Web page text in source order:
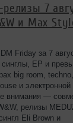
7
и Max
Friday за 7
EP и
big room,
и электронной
внимания —
релизы
Eli Brown и